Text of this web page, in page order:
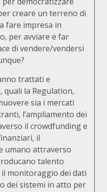
creare un terreno di
fare impresa in
per avviare e far
di vendere/vendersi
trattati e
la Regulation,
sia i mercati
l’ampliamento dei
il crowdfunding e
il
umano attraverso
talento
monitoraggio dei dati
dei sistemi in atto per